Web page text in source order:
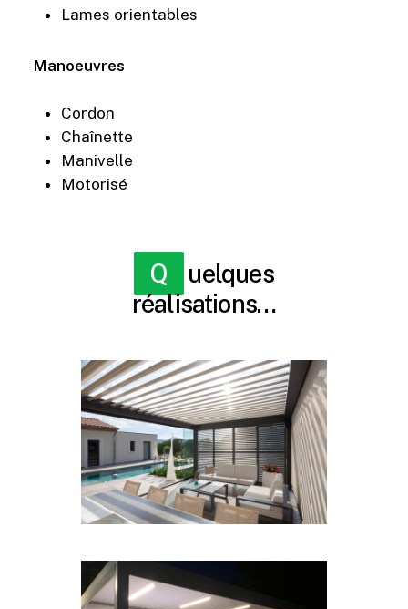
Lames orientables
Manoeuvres
Cordon
Chaînette
Manivelle
Motorisé
Quelques
réalisations…